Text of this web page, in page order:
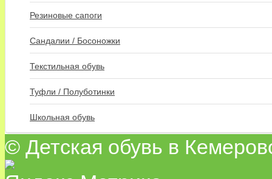
Резиновые сапоги
Сандалии / Босоножки
Текстильная обувь
Туфли / Полуботинки
Школьная обувь
© Детская обувь в